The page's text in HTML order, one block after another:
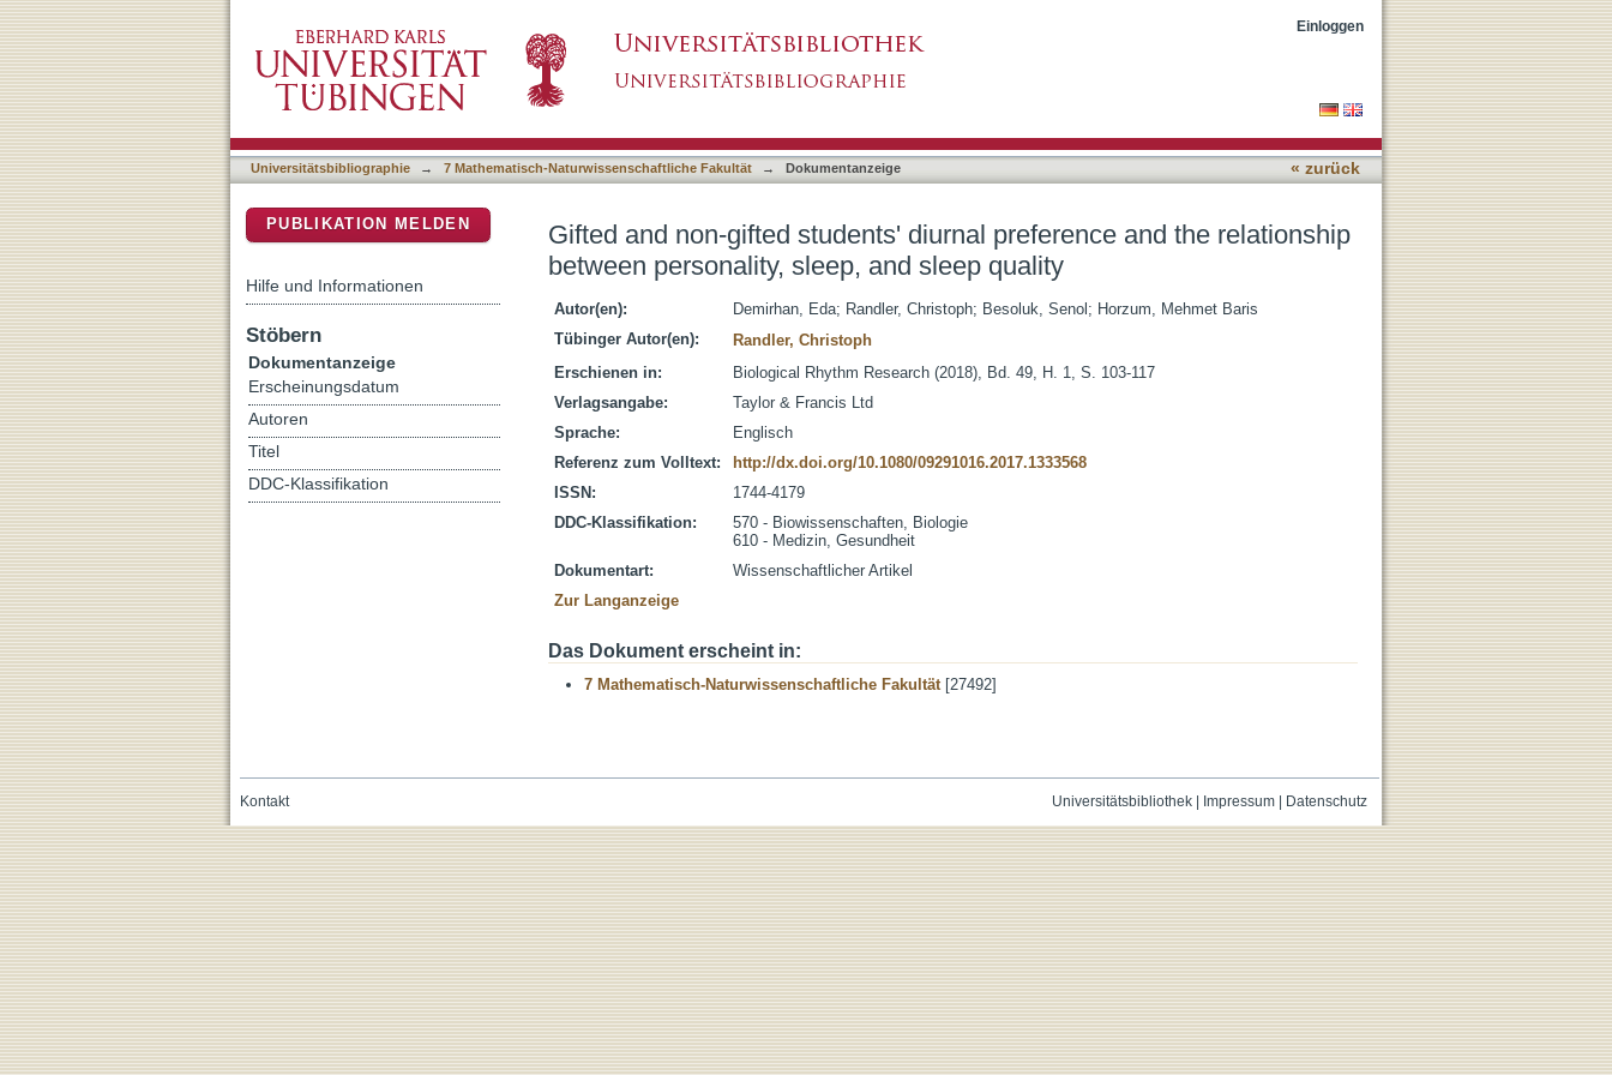
Gifted and non-gifted students' diurnal preference and the relationship between personality, sleep,
and sleep quality
Einloggen
Universitätsbibliographie → 7 Mathematisch-Naturwissenschaftliche Fakultät → Dokumentanzeige « zurück
Gifted and non-gifted students' diurnal preference and the relationship
between personality, sleep, and sleep quality
Autor(en): Demirhan, Eda; Randler, Christoph; Besoluk, Senol ; Horzum, Mehmet Baris
Tübinger Autor(en):
Randler, Christoph
Erschienen in:
Biological Rhythm Research (2018), Bd. 49, H. 1, S. 103-117
Verlagsangabe:
Taylor & Francis Ltd
Sprache:
Englisch
Referenz zum Volltext:
http://dx.doi.org/10.1080/09291016.2017.1333568
ISSN:
1744-4179
DDC-Klassifikation:
570 - Biowissenschaften, Biologie
610 - Medizin, Gesundheit
Dokumentart:
Wissenschaftlicher Artikel
Zur Langanzeige
Das Dokument erscheint in:
7 Mathematisch-Naturwissenschaftliche Fakultät[27492]
PUBLIKATION MELDEN
Hilfe und Informationen
Stöbern
Dokumentanzeige
Erscheinungsdatum
Autoren
Titel
DDC-Klassifikation
Universitätsbibliothek| Impressum| Datenschutz
Kontakt